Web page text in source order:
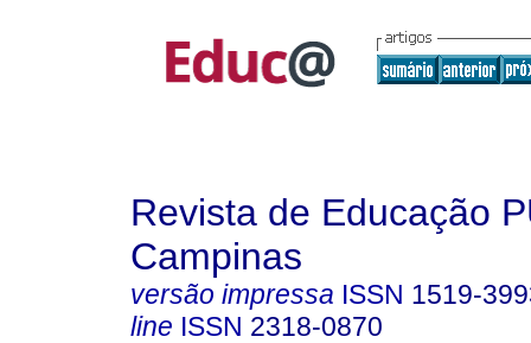
Revista de Educação
Campinas
versão impressa ISSN 1519-
line ISSN 2318-0870